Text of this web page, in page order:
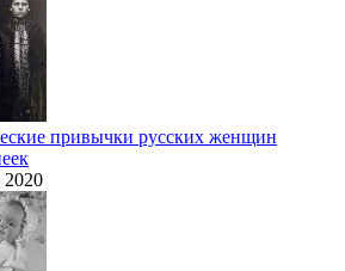
привычки русских женщин
2020